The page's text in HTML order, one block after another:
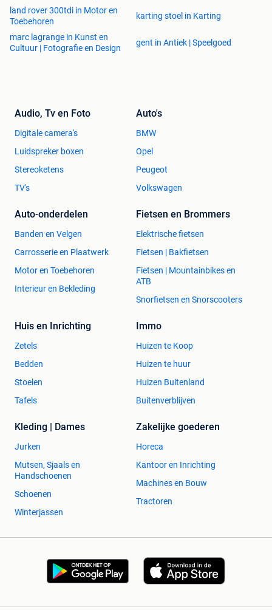
land rover 300tdi in Motor en
Toebehoren
karting stoel in Karting
marc lagrange in Kunst en
Cultuur | Fotografie en Design
gent in Antiek | Speelgoed
Audio, Tv en Foto
Digitale camera's
Luidspreker boxen
Stereoketens
TV's
Auto's
BMW
Opel
Peugeot
Volkswagen
Auto-onderdelen
Banden en Velgen
Carrosserie en Plaatwerk
Motor en Toebehoren
Interieur en Bekleding
Fietsen en Brommers
Elektrische fietsen
Fietsen | Bakfietsen
Fietsen | Mountainbikes en
ATB
Snorfietsen en Snorscooters
Huis en Inrichting
Zetels
Bedden
Stoelen
Tafels
Immo
Huizen te Koop
Huizen te huur
Huizen Buitenland
Buitenverblijven
Kleding | Dames
Jurken
Mutsen, Sjaals en
Handschoenen
Schoenen
Winterjassen
Zakelijke goederen
Horeca
Kantoor en Inrichting
Machines en Bouw
Tractoren